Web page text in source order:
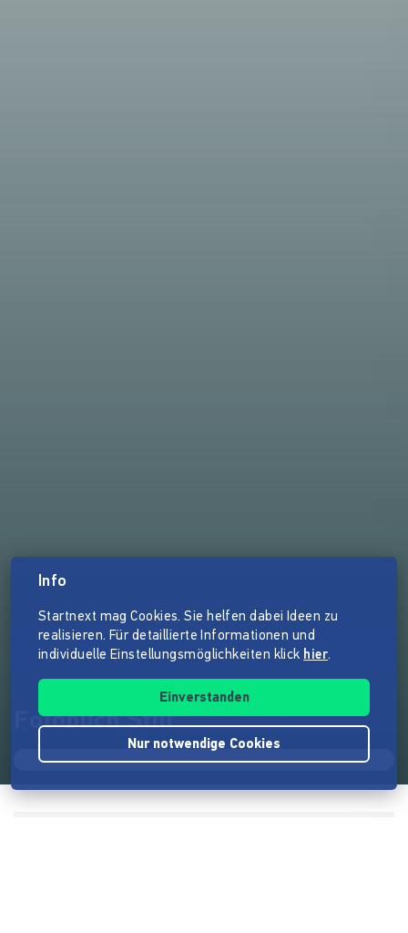
Fotobuch Still
Info
Startnext mag Cookies. Sie helfen dabei Ideen zu
realisieren. Für detaillierte Informationen und
individuelle Einstellungsmöglichkeiten klick hier.
Einverstanden
Nur notwendige Cookies